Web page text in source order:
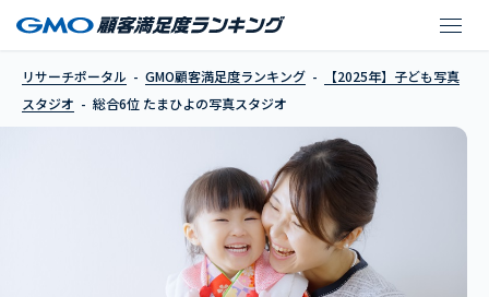
たまひよの写真スタジ
リサーチポータル GMO顧客満足度ランキング
【2025年】子ども写真
スタジオ
総合6位 たまひよの写真スタジオ